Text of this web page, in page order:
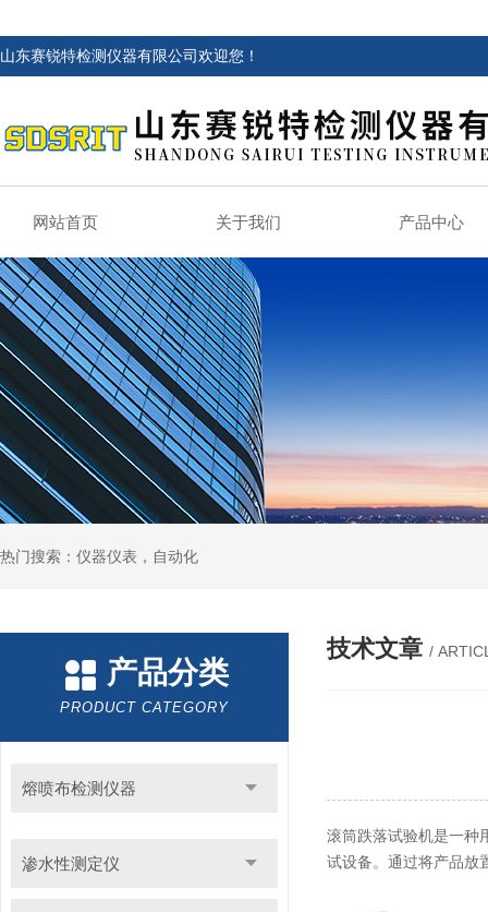
山东赛锐特检测仪器有限公司欢迎您！
网站首页 关于我们 产品中心
热门搜索：仪器仪表，自动化
产品分类
PRODUCT CATEGORY
熔喷布检测仪器
渗水性测定仪
技术文章 /
滚筒跌落试验机是一种
试设备。通过将产品放